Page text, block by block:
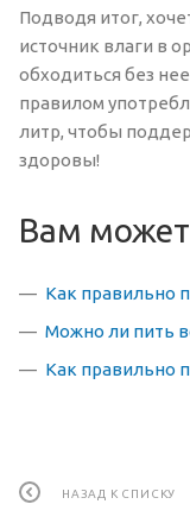
Подводя итог,
источник влаги в
обходиться без
правилом
литр, чтобы
здоровы!
Вам
Как правильно
Можно ли пить
Как правильно
НАЗАД К СПИСКУ